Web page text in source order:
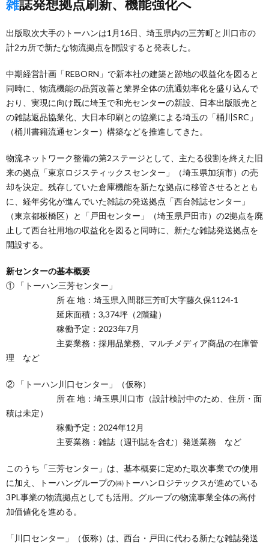
雑誌発想拠点刷新、機能強化へ
出版取次大手のトーハンは1月16日、埼玉県内の三芳町と川口市の
計2カ所で新たな物流拠点を開設すると発表した。
中期経営計画「REBORN」で新本社の建築と跡地の収益化を図ると
同時に、物流機能の品質改善と業界全体の流通効率化を盛り込んで
おり、実現に向け既に埼玉で和光センターの新設、日本出版販売と
の雑誌返品協業化、大日本印刷との協業による埼玉の「桶川SRC」
（桶川書籍流通センター）構築などを推進してきた。
物流ネットワーク整備の第2ステージとして、主たる役割を終えた旧
来の拠点「東京ロジスティックスセンター」（埼玉県加須市）の売
却を決定。残存していた倉庫機能を新たな拠点に移管させるととも
に、経年劣化が進んでいた雑誌の発送拠点「西台雑誌センター」
（東京都板橋区）と「戸田センター」（埼玉県戸田市）の2拠点を廃
止して西台社用地の収益化を図ると同時に、新たな雑誌発送拠点を
開設する。
新センターの基本概要
① 「トーハン三芳センター」
所 在 地：埼玉県入間郡三芳町大字藤久保1124-1
延床面積：3,374坪（2階建）
稼働予定：2023年7月
主要業務：採用品業務、マルチメディア商品の在庫管
理 など
② 「トーハン川口センター」（仮称）
所 在 地：埼玉県川口市（設計検討中のため、住所・面
積は未定）
稼働予定：2024年12月
主要業務：雑誌（週刊誌を含む）発送業務 など
このうち「三芳センター」は、基本概要に定めた取次事業での使用
に加え、トーハングループの㈱トーハンロジテックスが進めている
3PL事業の物流拠点としても活用。グループの物流事業全体の高付
加価値化を進める。
「川口センター」（仮称）は、西台・戸田に代わる新たな雑誌発送